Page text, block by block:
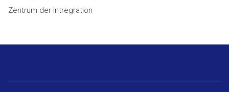
Zentrum der Intregration